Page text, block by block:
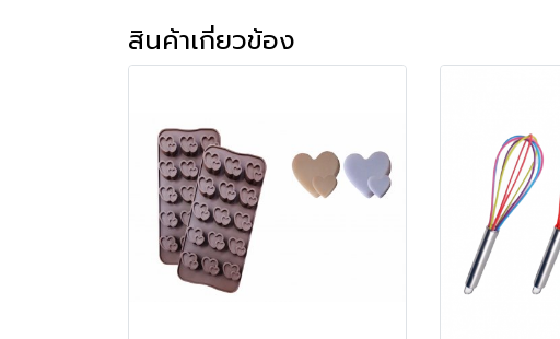
สินค้าเกี่ยวข้อง